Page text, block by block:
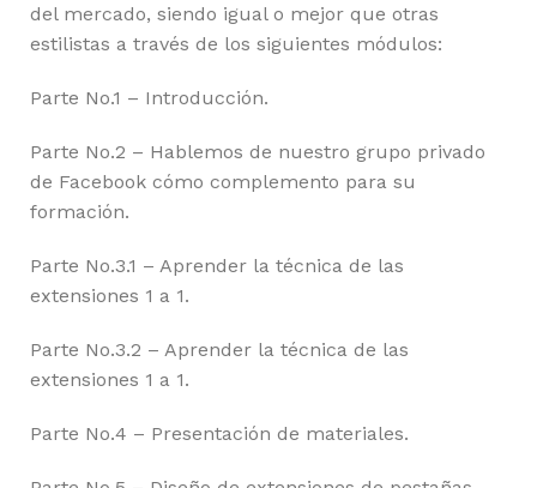
del mercado, siendo igual o mejor que otras
estilistas a través de los siguientes módulos:
Parte No.1 – Introducción.
Parte No.2 – Hablemos de nuestro grupo privado
de Facebook cómo complemento para su
formación.
Parte No.3.1 – Aprender la técnica de las
extensiones 1 a 1.
Parte No.3.2 – Aprender la técnica de las
extensiones 1 a 1.
Parte No.4 – Presentación de materiales.